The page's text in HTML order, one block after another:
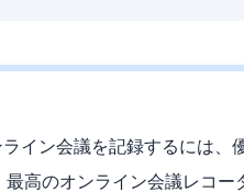
イン会議を記録するには、
高のオンライン会議レコ